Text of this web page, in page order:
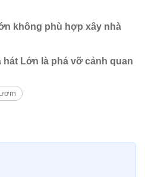
không phù hợp xây nhà
hát Lớn là phá vỡ cảnh quan